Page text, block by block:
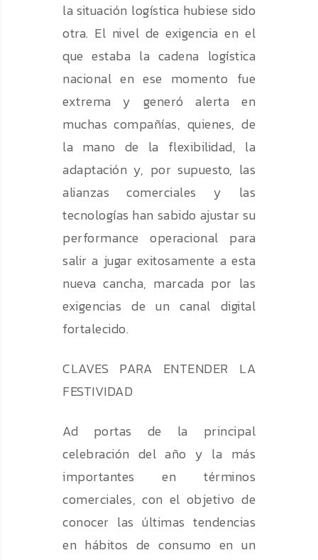
la situación logística hubiese sido
otra. El nivel de exigencia en el
que estaba la cadena logística
nacional en ese momento fue
extrema y generó alerta en
muchas compañías, quienes, de
la mano de la flexibilidad, la
adaptación y, por supuesto, las
alianzas comerciales y las
tecnologías han sabido ajustar su
performance operacional para
salir a jugar exitosamente a esta
nueva cancha, marcada por las
exigencias de un canal digital
fortalecido.
CLAVES PARA ENTENDER LA
FESTIVIDAD
Ad portas de la principal
celebración del año y la más
importantes en términos
comerciales, con el objetivo de
conocer las últimas tendencias
en hábitos de consumo en un